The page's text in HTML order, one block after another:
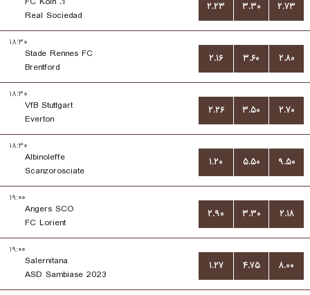
Real Sociedad
۲.۲۳ ۳.۳۰ ۲.۷۳
۱۸:۳۰
Stade Rennes FC
Brentford
۲.۱۶ ۳.۶۰ ۲.۸۰
۱۸:۳۰
VfB Stuttgart
Everton
۲.۲۶ ۳.۵۰ ۲.۷۰
۱۸:۳۰
Albinoleffe
Scanzorosciate
۱.۲۰ ۵.۵۰ ۹.۵۰
۱۹:۰۰
Angers SCO
FC Lorient
۲.۹۰ ۳.۳۰ ۲.۱۸
۱۹:۰۰
Salernitana
ASD Sambiase 2023
۱.۲۷ ۴.۷۵ ۸.۰۰